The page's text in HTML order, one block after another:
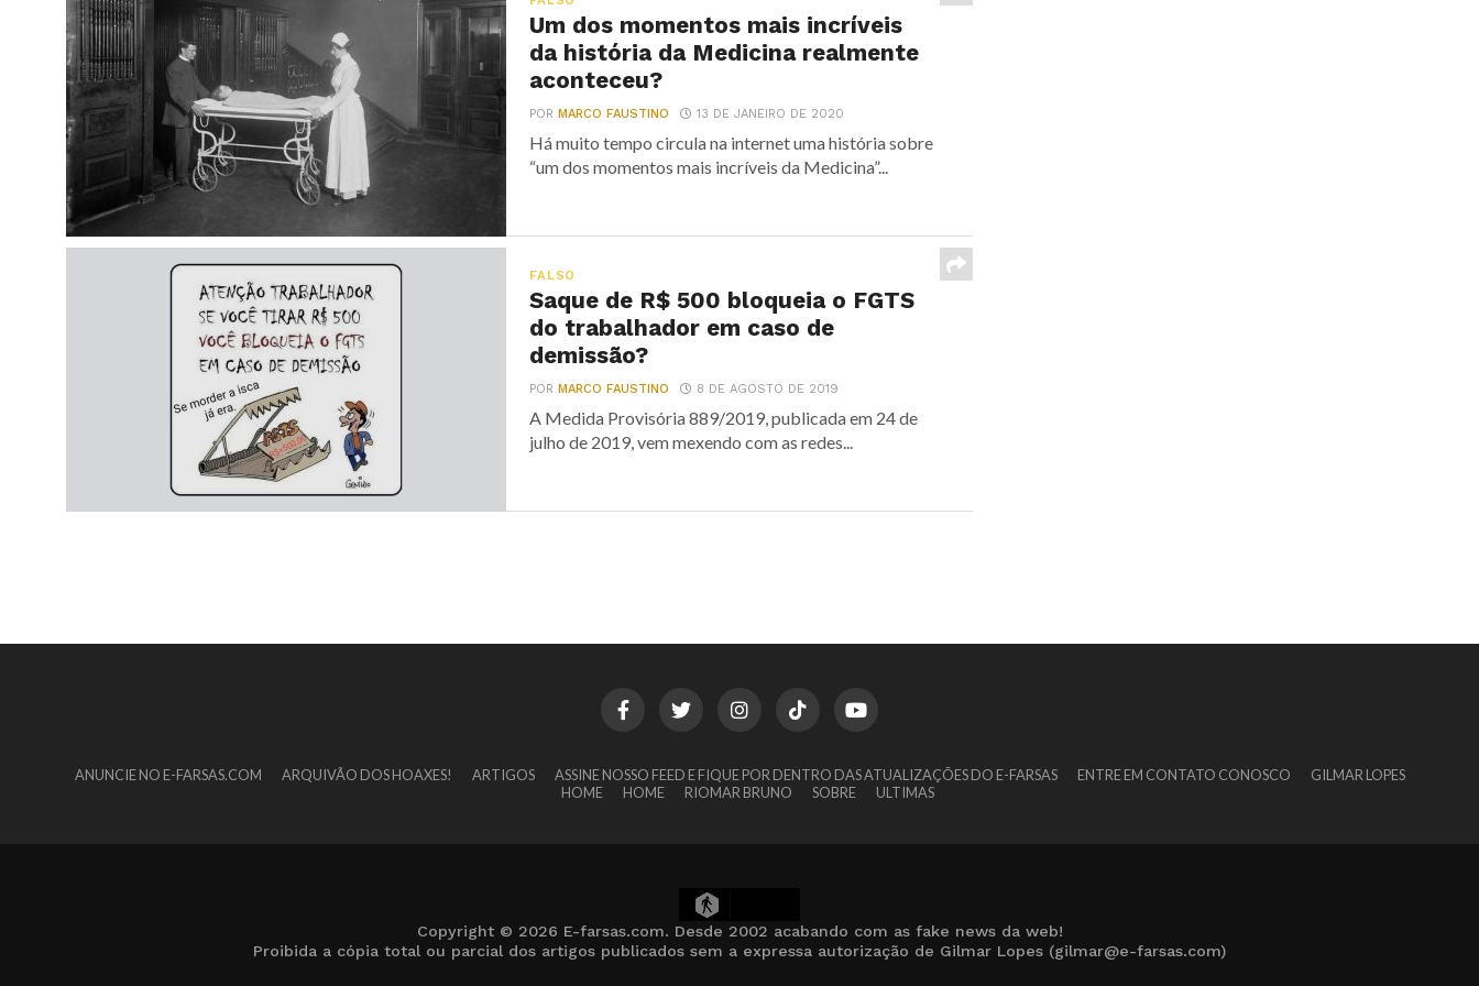
Um dos momentos mais incríveis
da história da Medicina realmente
aconteceu?
PORMARCO FAUSTINO 13 DE JANEIRO DE 2020
Há muito tempo circula na internet uma história sobre
“um dos momentos mais incríveis da Medicina”...
FALSO
Saque de R$ 500 bloqueia o FGTS
do trabalhador em caso de
demissão?
PORMARCO FAUSTINO 8 DE AGOSTO DE 2019
A Medida Provisória 889/2019, publicada em 24 de
julho de 2019, vem mexendo com as redes...
ANUNCIE NO E-FARSAS.COM ARQUIVÃO DOS HOAXES! ARTIGOS ASSINE NOSSO FEED E FIQUE POR DENTRO DAS ATUALIZAÇÕES DO E-FARSAS ENTRE EM CONTATO CONOSCO
GILMAR LOPES
HOME
HOME RIOMAR BRUNO SOBRE ULTIMAS
Copyright © 2026 E-farsas.com. Desde 2002 acabando com as fake news da web!
Proibida a cópia total ou parcial dos artigos publicados sem a expressa autorização de Gilmar Lopes (gilmar@e-farsas.com)